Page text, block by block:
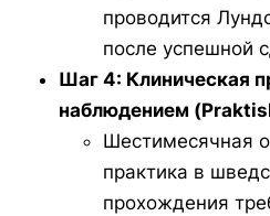
проводится
после успешной
Шаг 4: Клиническая
наблюдением (
Шестимесячная
практика в
прохождения